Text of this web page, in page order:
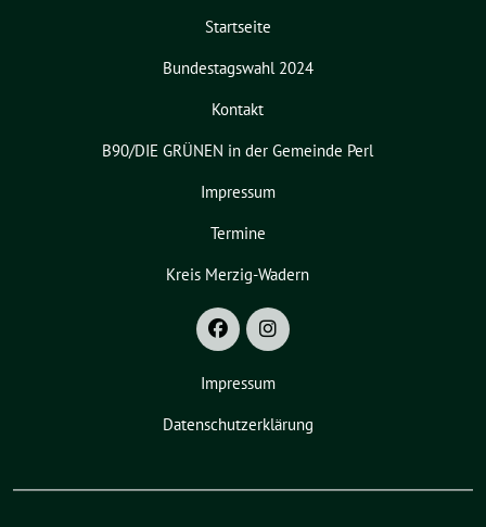
Startseite
Bundestagswahl 2024
Kontakt
B90/DIE GRÜNEN in der Gemeinde Perl
Impressum
Termine
Kreis Merzig-Wadern
Impressum
Datenschutzerklärung